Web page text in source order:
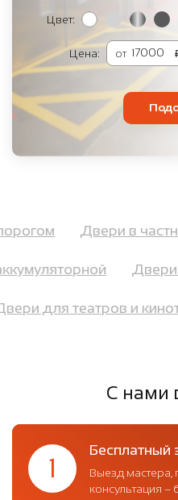
Цвет:
Цена: от
Двери в
Двери
Двери для театров и
С нами
1
Бесплатный
Выезд мастера,
консультация –